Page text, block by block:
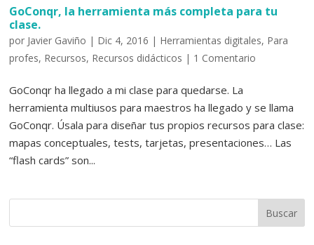
GoConqr, la herramienta más completa para tu
clase.
por Javier Gaviño | Dic 4, 2016 | Herramientas digitales, Para
profes, Recursos, Recursos didácticos | 1 Comentario
GoConqr ha llegado a mi clase para quedarse. La
herramienta multiusos para maestros ha llegado y se llama
GoConqr. Úsala para diseñar tus propios recursos para clase:
mapas conceptuales, tests, tarjetas, presentaciones… Las
“flash cards” son...